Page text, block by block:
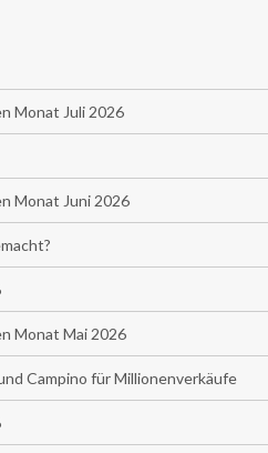
Monat Juli 2026
Monat Juni 2026
Monat Mai 2026
Campino für Millionenverkäufe